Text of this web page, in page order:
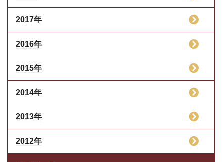
2017年
2016年
2015年
2014年
2013年
2012年